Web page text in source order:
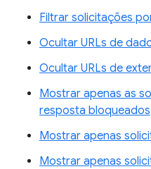
Filtrar solicitações
Ocultar URLs de
Ocultar URLs de
Mostrar apenas as
resposta bloqueados
Mostrar apenas
Mostrar apenas